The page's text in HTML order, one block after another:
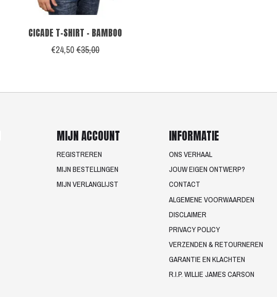
CICADE T-SHIRT - BAMBOO
€24,50€35,00
MIJN ACCOUNT
REGISTREREN
MIJN BESTELLINGEN
MIJN VERLANGLIJST
INFORMATIE
ONS VERHAAL
JOUW EIGEN ONTWERP?
CONTACT
ALGEMENE VOORWAARDEN
DISCLAIMER
PRIVACY POLICY
VERZENDEN & RETOURNEREN
GARANTIE EN KLACHTEN
R.I.P. WILLIE JAMES CARSON